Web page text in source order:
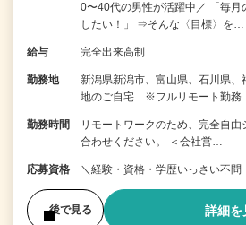
0〜40代の男性が活躍中／ 「毎月
したい！」 ⇒そんな〈目標〉を…
給与 完全出来高制
勤務地
新潟県新潟市、富山県、石川県、
地のご自宅 ※フルリモート勤務
勤務時間
リモートワークのため、完全自
合わせください。 ＜会社営…
応募資格 ＼経験・資格・学歴いっさい不問
後で見る 詳細を